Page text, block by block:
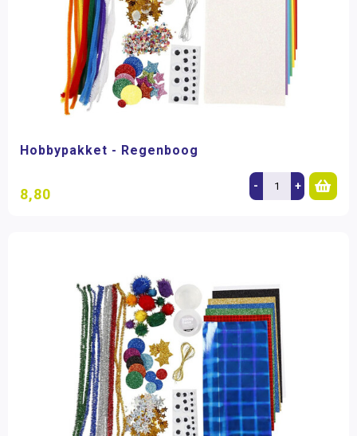
Hobbypakket - Regenboog
8,80 - +